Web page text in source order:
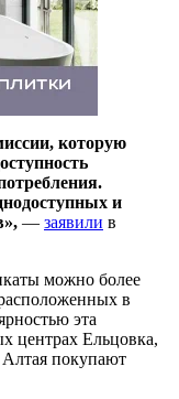
которую
и
— заявили в
можно более
в
эта
центрах Ельцовка,
покупают